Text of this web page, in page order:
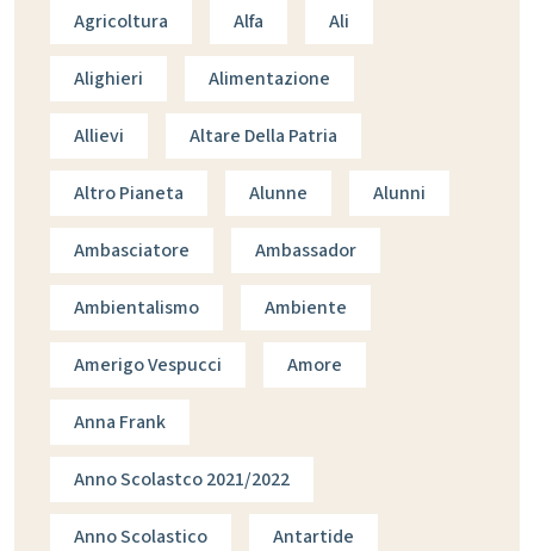
Agricoltura Alfa Ali
Alighieri Alimentazione
Allievi Altare Della Patria
Altro Pianeta Alunne Alunni
Ambasciatore Ambassador
Ambientalismo Ambiente
Amerigo Vespucci Amore
Anna Frank
Anno Scolastco 2021/2022
Anno Scolastico Antartide